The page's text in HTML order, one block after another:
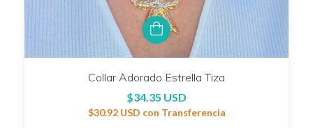
Collar Adorado Estrella Tiza
$34.35 USD
$30.92 USD con Transferencia